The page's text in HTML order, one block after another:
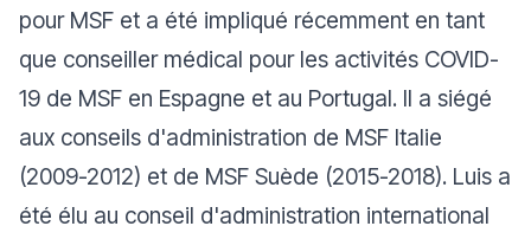
pour MSF et a été impliqué récemment en tant
que conseiller médical pour les activités COVID-
19 de MSF en Espagne et au Portugal. Il a siégé
aux conseils d'administration de MSF Italie
(2009-2012) et de MSF Suède (2015-2018). Luis a
été élu au conseil d'administration international